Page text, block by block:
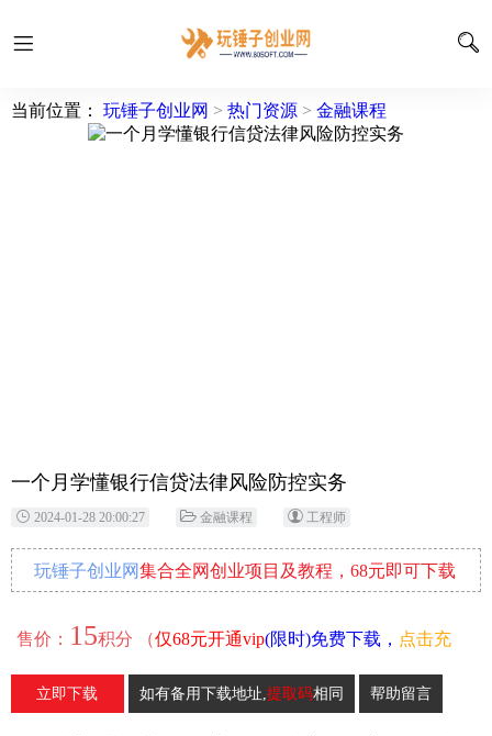
当前位置： 玩锤子创业网 > 热门资源 > 金融课程
一个月学懂银行信贷法律风险防控实务
2024-01-28 20:00:27 金融课程 工程师
玩锤子创业网集合全网创业项目及教程，68元即可下载
售价： 15积分 （仅68元开通vip(限时)免费下载， 点击充
）
立即下载 如有备用下载地址,提取码相同 帮助留言